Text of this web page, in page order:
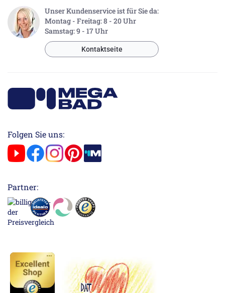
Unser Kundenservice ist für Sie da:
Montag - Freitag: 8 - 20 Uhr
Samstag: 9 - 17 Uhr
Kontaktseite
Folgen Sie uns:
Partner: